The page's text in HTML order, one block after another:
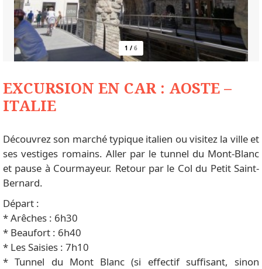
1 / 6
EXCURSION EN CAR : AOSTE –
ITALIE
Découvrez son marché typique italien ou visitez la ville et
ses vestiges romains. Aller par le tunnel du Mont-Blanc
et pause à Courmayeur. Retour par le Col du Petit Saint-
Bernard.
Départ :
* Arêches : 6h30
* Beaufort : 6h40
* Les Saisies : 7h10
* Tunnel du Mont Blanc (si effectif suffisant, sinon